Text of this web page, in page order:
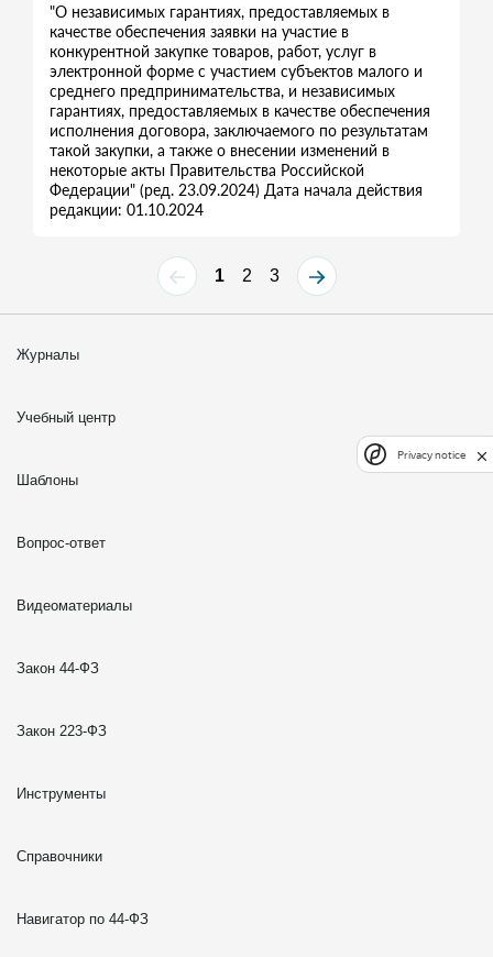
"О независимых гарантиях, предоставляемых в
качестве обеспечения заявки на участие в
конкурентной закупке товаров, работ, услуг в
электронной форме с участием субъектов малого и
среднего предпринимательства, и независимых
гарантиях, предоставляемых в качестве обеспечения
исполнения договора, заключаемого по результатам
такой закупки, а также о внесении изменений в
некоторые акты Правительства Российской
Федерации" (ред. 23.09.2024) Дата начала действия
редакции: 01.10.2024
1 2 3
Журналы
Учебный центр
Шаблоны
Вопрос-ответ
Видеоматериалы
Закон 44-ФЗ
Закон 223-ФЗ
Инструменты
Справочники
Навигатор по 44-ФЗ
Privacy notice